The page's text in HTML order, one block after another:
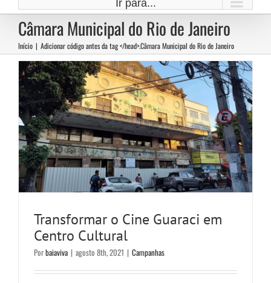
Ir para...
Câmara Municipal do Rio de Janeiro
Início | Adicionar código antes da tag </head>.Câmara Municipal do Rio de Janeiro
Centro Cultural
Campanhas
Transformar o Cine Guaraci em
Centro Cultural
Porbaiaviva | agosto 8th, 2021 | Campanhas